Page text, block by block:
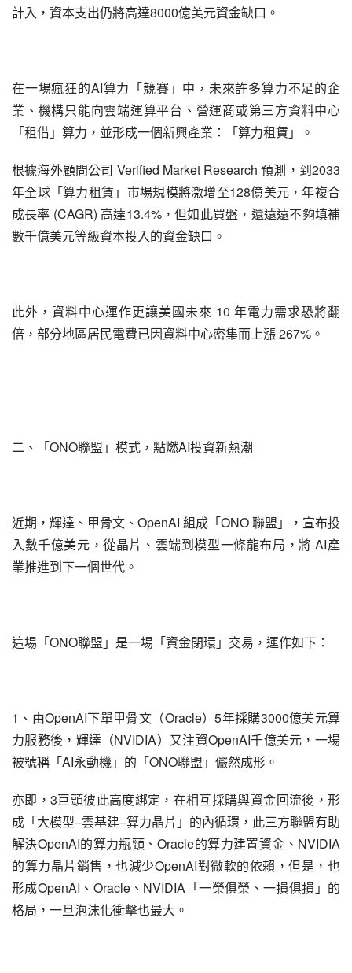
計入，資本支出仍將高達8000億美元資金缺口。
在一場瘋狂的AI算力「競賽」中，未來許多算力不足的企
業、機構只能向雲端運算平台、營運商或第三方資料中心
「租借」算力，並形成一個新興產業：「算力租賃」。
根據海外顧問公司 Verified Market Research 預測，到2033
年全球「算力租賃」市場規模將激增至128億美元，年複合
成長率 (CAGR) 高達13.4%，但如此買盤，還遠遠不夠填補
數千億美元等級資本投入的資金缺口。
此外，資料中心運作更讓美國未來 10 年電力需求恐將翻
倍，部分地區居民電費已因資料中心密集而上漲 267%。
二、「ONO聯盟」模式，點燃AI投資新熱潮
近期，輝達、甲骨文、OpenAI 組成「ONO 聯盟」，宣布投
入數千億美元，從晶片、雲端到模型一條龍布局，將 AI產
業推進到下一個世代。
這場「ONO聯盟」是一場「資金閉環」交易，運作如下：
1、由OpenAI下單甲骨文（Oracle）5年採購3000億美元算
力服務後，輝達（NVIDIA）又注資OpenAI千億美元，一場
被號稱「AI永動機」的「ONO聯盟」儼然成形。
亦即，3巨頭彼此高度綁定，在相互採購與資金回流後，形
成「大模型–雲基建–算力晶片」的內循環，此三方聯盟有助
解決OpenAI的算力瓶頸、Oracle的算力建置資金、NVIDIA
的算力晶片銷售，也減少OpenAI對微軟的依賴，但是，也
形成OpenAI、Oracle、NVIDIA「一榮俱榮、一損俱損」的
格局，一旦泡沫化衝擊也最大。